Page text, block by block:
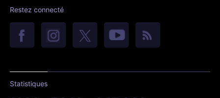
Restez connecté
Statistiques